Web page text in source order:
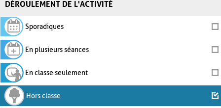
DÉROULEMENT DE L'ACTIVITÉ
Sporadiques
En plusieurs séances
En classe seulement
Hors classe